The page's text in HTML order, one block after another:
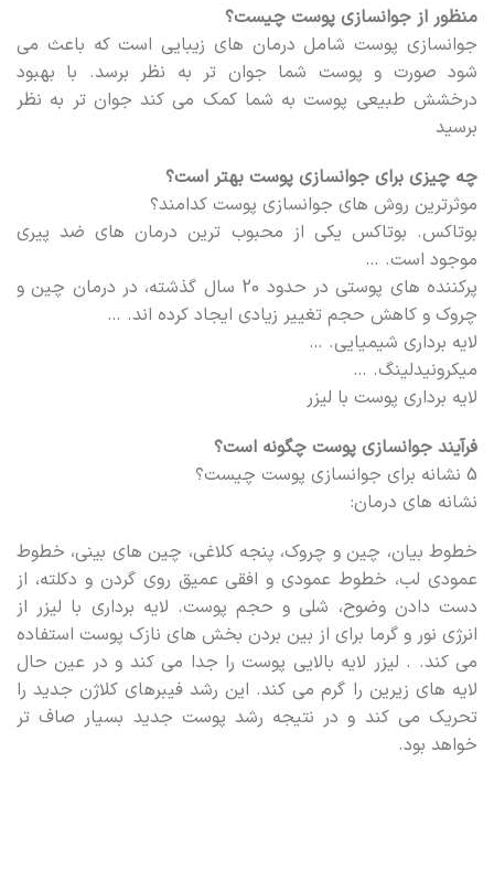
منظور از جوانسازی پوست چیست؟
جوانسازی پوست شامل درمان های زیبایی است که باعث می
شود صورت و پوست شما جوان تر به نظر برسد. با بهبود
درخشش طبیعی پوست به شما کمک می کند جوان تر به نظر
برسید
چه چیزی برای جوانسازی پوست بهتر است؟
موثرترین روش های جوانسازی پوست کدامند؟
بوتاکس. بوتاکس یکی از محبوب ترین درمان های ضد پیری
موجود است. …
پرکننده های پوستی در حدود 20 سال گذشته، در درمان چین و
چروک و کاهش حجم تغییر زیادی ایجاد کرده اند. …
لایه برداری شیمیایی. …
میکرونیدلینگ. …
لایه برداری پوست با لیزر
فرآیند جوانسازی پوست چگونه است؟
5 نشانه برای جوانسازی پوست چیست؟
نشانه های درمان:
خطوط بیان، چین و چروک، پنجه کلاغی، چین های بینی، خطوط
عمودی لب، خطوط عمودی و افقی عمیق روی گردن و دکلته، از
دست دادن وضوح، شلی و حجم پوست. لایه برداری با لیزر از
انرژی نور و گرما برای از بین بردن بخش های نازک پوست استفاده
می کند. . لیزر لایه بالایی پوست را جدا می کند و در عین حال
لایه های زیرین را گرم می کند. این رشد فیبرهای کلاژن جدید را
تحریک می کند و در نتیجه رشد پوست جدید بسیار صاف تر
خواهد بود.